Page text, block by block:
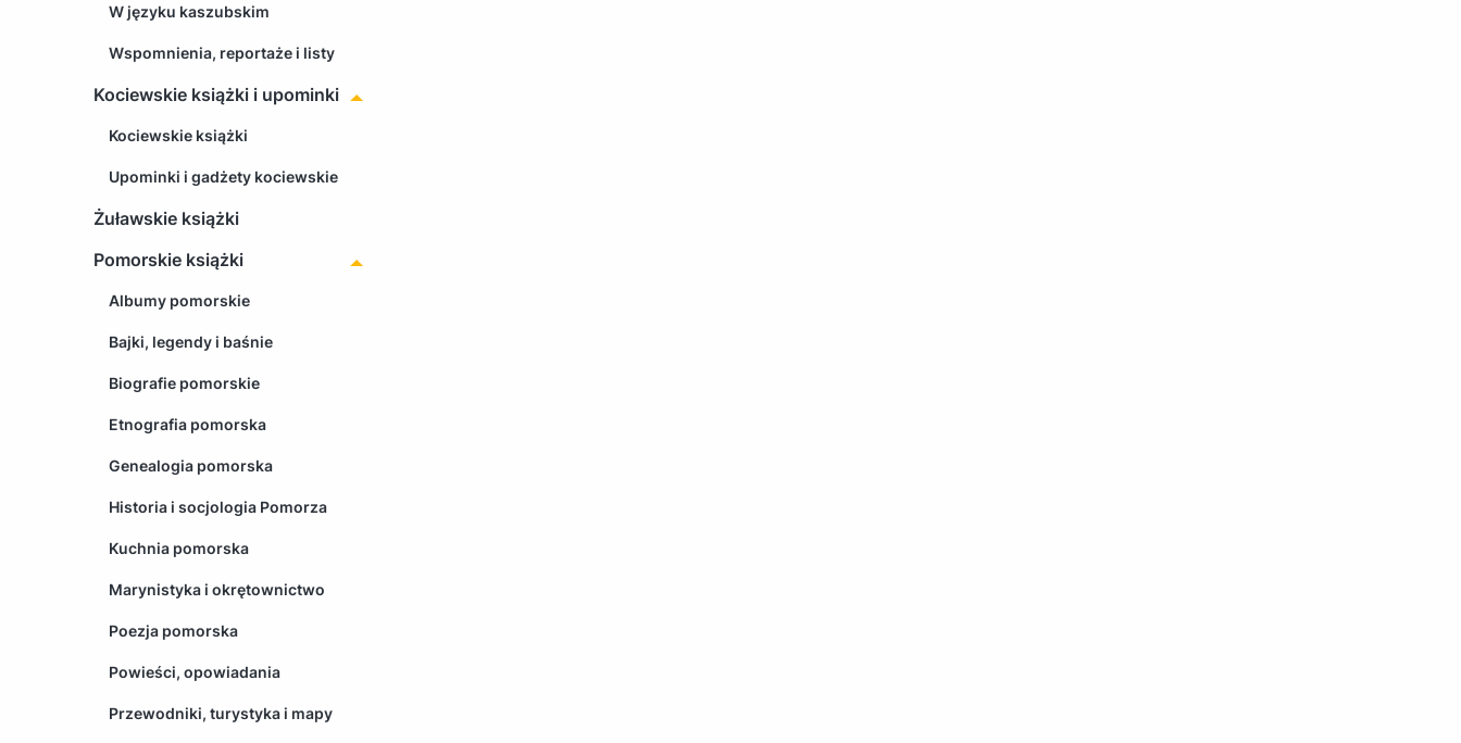
W języku kaszubskim
Wspomnienia, reportaże i listy
Kociewskie książki i upominki
Kociewskie książki
Upominki i gadżety kociewskie
Żuławskie książki
Pomorskie książki
Albumy pomorskie
Bajki, legendy i baśnie
Biografie pomorskie
Etnografia pomorska
Genealogia pomorska
Historia i socjologia Pomorza
Kuchnia pomorska
Marynistyka i okrętownictwo
Poezja pomorska
Powieści, opowiadania
Przewodniki, turystyka i mapy